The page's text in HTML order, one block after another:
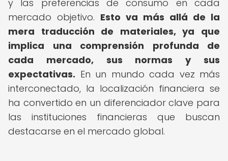
y las preferencias de consumo en cada
mercado objetivo. Esto va más allá de la
mera traducción de materiales, ya que
implica una comprensión profunda de
cada mercado, sus normas y sus
expectativas. En un mundo cada vez más
interconectado, la localización financiera se
ha convertido en un diferenciador clave para
las instituciones financieras que buscan
destacarse en el mercado global.